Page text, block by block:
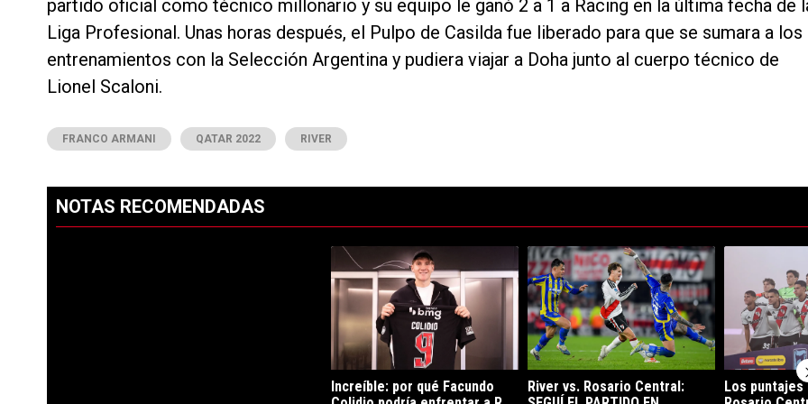
partido oficial como técnico millonario y su equipo le ganó 2 a 1 a Racing en la última fecha de
Liga Profesional. Unas horas después, el Pulpo de Casilda fue liberado para que se sumara a los
entrenamientos con la Selección Argentina y pudiera viajar a Doha junto al cuerpo técnico de
Lionel Scaloni.
FRANCO ARMANI QATAR 2022 RIVER
NOTAS RECOMENDADAS
Un artículo de tendencia con el título "Increíble: por qué Facundo Colidio podría
Increíble: por qué Facundo
Un artículo de tendencia con el título "River vs.
River vs. Rosario Central:
Un artículo
Los puntajes